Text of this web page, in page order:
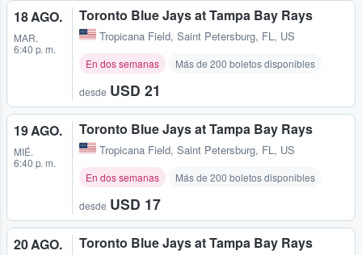
18 AGO.
MAR.
6:40 p. m.
Toronto Blue Jays at Tampa Bay Rays
Tropicana Field, Saint Petersburg, FL, US
En dos semanas Más de 200 boletos disponibles
desde USD 21
19 AGO.
MIÉ.
6:40 p. m.
Toronto Blue Jays at Tampa Bay Rays
Tropicana Field, Saint Petersburg, FL, US
En dos semanas Más de 200 boletos disponibles
desde USD 17
20 AGO. Toronto Blue Jays at Tampa Bay Rays